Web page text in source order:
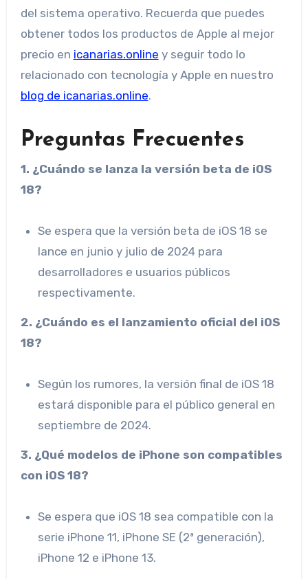
del sistema operativo. Recuerda que puedes
obtener todos los productos de Apple al mejor
precio en icanarias.online y seguir todo lo
relacionado con tecnología y Apple en nuestro
blog de icanarias.online.
Preguntas Frecuentes
1. ¿Cuándo se lanza la versión beta de iOS
18?
Se espera que la versión beta de iOS 18 se
lance en junio y julio de 2024 para
desarrolladores e usuarios públicos
respectivamente.
2. ¿Cuándo es el lanzamiento oficial del iOS
18?
Según los rumores, la versión final de iOS 18
estará disponible para el público general en
septiembre de 2024.
3. ¿Qué modelos de iPhone son compatibles
con iOS 18?
Se espera que iOS 18 sea compatible con la
serie iPhone 11, iPhone SE (2ª generación),
iPhone 12 e iPhone 13.